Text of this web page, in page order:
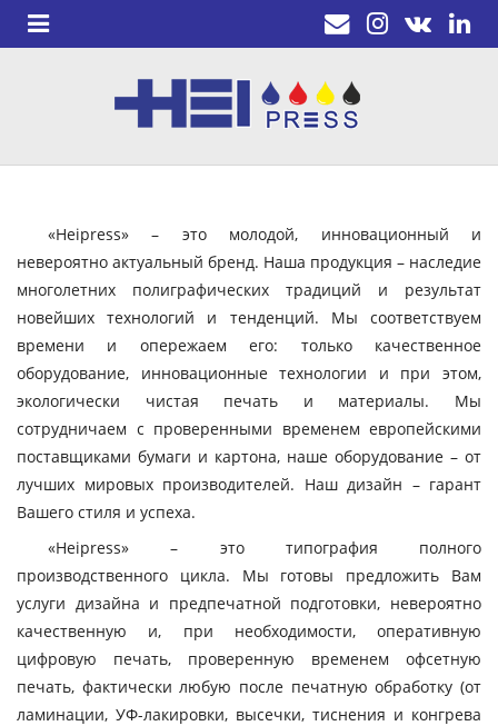
«Heipress» – это молодой, инновационный и
невероятно актуальный бренд. Наша продукция – наследие
многолетних полиграфических традиций и результат
новейших технологий и тенденций. Мы соответствуем
времени и опережаем его: только качественное
оборудование, инновационные технологии и при этом,
экологически чистая печать и материалы. Мы
сотрудничаем с проверенными временем европейскими
поставщиками бумаги и картона, наше оборудование – от
лучших мировых производителей. Наш дизайн – гарант
Вашего стиля и успеха.
«Heipress» – это типография полного
производственного цикла. Мы готовы предложить Вам
услуги дизайна и предпечатной подготовки, невероятно
качественную и, при необходимости, оперативную
цифровую печать, проверенную временем офсетную
печать, фактически любую после печатную обработку (от
ламинации, УФ-лакировки, высечки, тиснения и конгрева